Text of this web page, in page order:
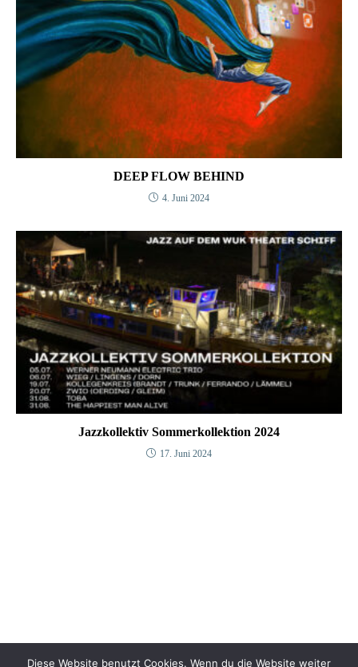
DEEP FLOW BEHIND
4. Juni 2024
Jazzkollektiv Sommerkollektion 2024
17. Juni 2024
Diese Website benutzt Cookies. Wenn du die Website weiter